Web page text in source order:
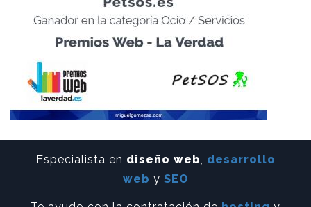
Especialista en diseño web, desarrollo
web y SEO